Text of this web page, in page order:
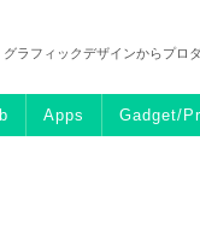
グラフィックデザインからプロ
Apps Gadget/